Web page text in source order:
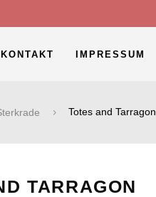
KONTAKT IMPRESSUM
Totes and Tarragon
TARRAGON